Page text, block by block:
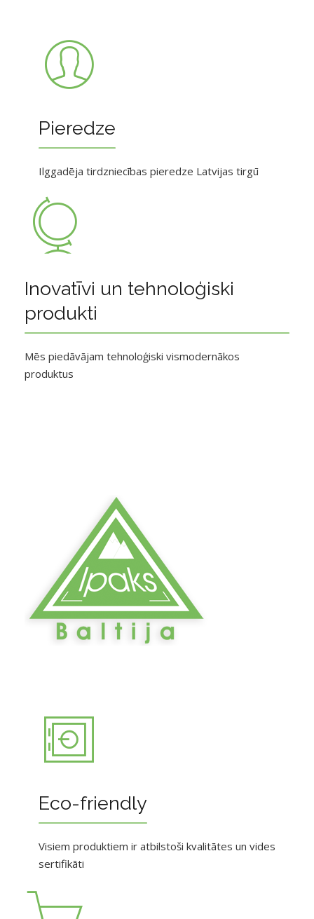
Pieredze
Ilggadēja tirdzniecības pieredze Latvijas tirgū
Inovatīvi un tehnoloģiski
produkti
Mēs piedāvājam tehnoloģiski vismodernākos
produktus
Eco-friendly
Visiem produktiem ir atbilstoši kvalitātes un vides
sertifikāti